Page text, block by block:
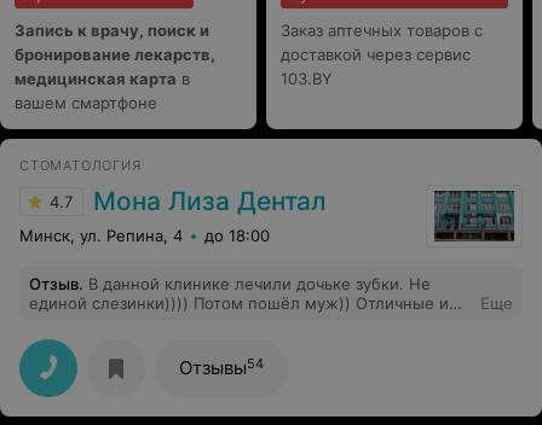
Запись к врачу, поиск и
бронирование лекарств,
медицинская карта в
вашем смартфоне
Заказ аптечных товаров с
доставкой через сервис
103.BY
СТОМАТОЛОГИЯ
4.7 Мона Лиза Дентал
Минск, ул. Репина, 4 до 18:00
Отзыв. В данной клинике лечили дочьке зубки. Не
единой слезинки)))) Потом пошёл муж)) Отличные и
удобное расположение. Особая благодарность
доктору Бернат Наталье Анатольевна. Врач с Большой
Буквы!!! Цены приятные, по городу ниже, а качество
на высоте! Рекомендую!!!!
Еще
Отзывы54